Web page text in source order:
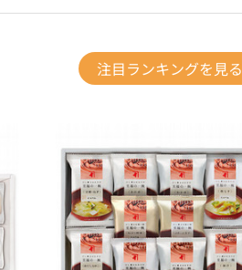
注目ランキングを見る